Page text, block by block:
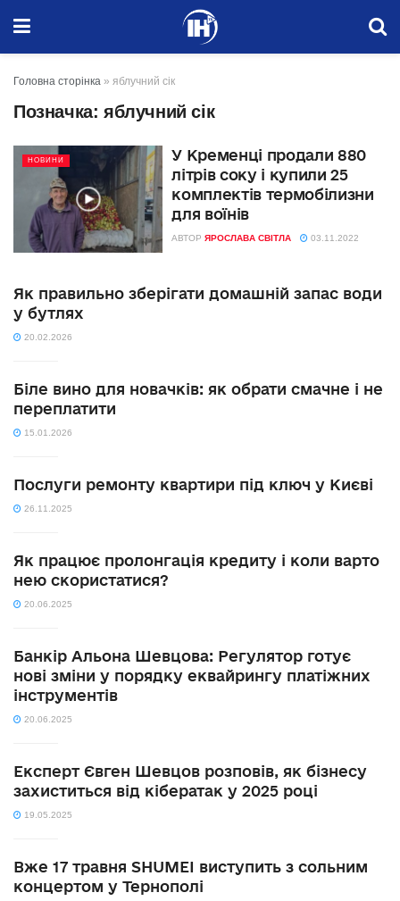
Головна сторінка » яблучний сік
Позначка: яблучний сік
НОВИНИ
У Кременці продали 880
літрів соку і купили 25
комплектів термобілизни
для воїнів
АВТОР ЯРОСЛАВА СВІТЛА 03.11.2022
Як правильно зберігати домашній запас води
у бутлях
20.02.2026
Біле вино для новачків: як обрати смачне і не
переплатити
15.01.2026
Послуги ремонту квартири під ключ у Києві
26.11.2025
Як працює пролонгація кредиту і коли варто
нею скористатися?
20.06.2025
Банкір Альона Шевцова: Регулятор готує
нові зміни у порядку еквайрингу платіжних
інструментів
20.06.2025
Експерт Євген Шевцов розповів, як бізнесу
захиститься від кібератак у 2025 році
19.05.2025
Вже 17 травня SHUMEI виступить з сольним
концертом у Тернополі